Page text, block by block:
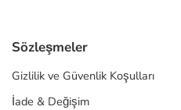
Sözleşmeler
Gizlilik ve Güvenlik Koşulları
İade & Değişim